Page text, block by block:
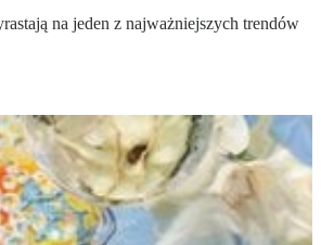
na jeden z najważniejszych trendów